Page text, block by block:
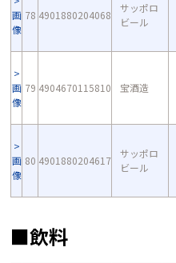
画
像
78 4901880204068
サッポロ
ビール
画
像
79 4904670115810 宝酒造
画
像
80 4901880204617
サッポロ
ビール
■飲料